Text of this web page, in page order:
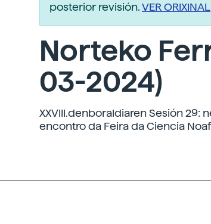
posterior revisión.VER ORIXINAL
Norteko
03-2024)
XXVIII.denboraldiaren Sesión 29:
encontro da Feira da Ciencia